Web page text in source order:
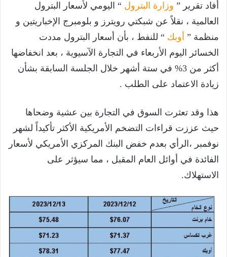
أفاد تقرير ” وزارة البترول “ اليومي لأسعار البترول
العالمية ، نقلاً عن شبكتي رويترز و بلومبرج الإخباريتين و
منظمة ” أوبك “ للنفط ، بأن أسعار البترول مددت
الخسائر اليوم الأربعاء في التجارة الآسيوية ، بعد انخفاضها
أكثر من 3% في ستة أشهر خلال الجلسة السابقة بشأن
زيادة الاعتماد على الطلب .
هذا وقد تعثرت السوق في التجارة بين عشية وضحاها
حيث عززت قراءات التضخم الأمريكية الأكثر تأكيداً لشهر
نوفمبر ،الرأي بعدم خفض البنك المركزي الأمريكي لأسعار
الفائدة في أوائل العام المقبل ، مما سيؤثر على
الاستهلاك.